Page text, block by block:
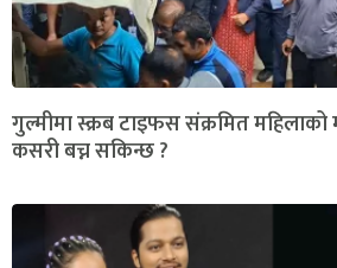
गुल्मीमा स्क्रब टाइफस संक्रमित महिलाको
कसरी बच्न सकिन्छ ?